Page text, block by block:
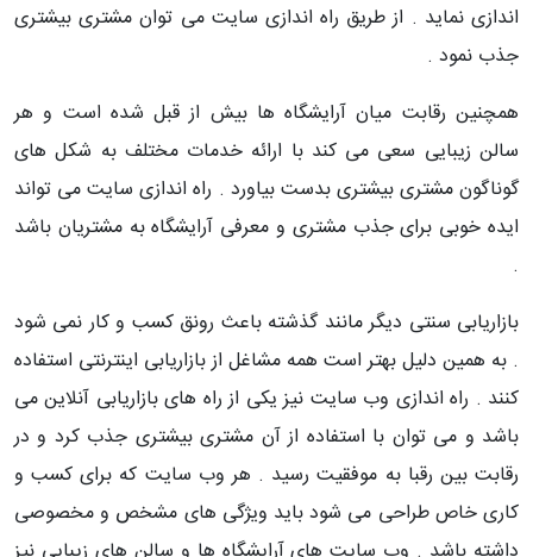
اندازی نماید . از طریق راه اندازی سایت می توان مشتری بیشتری
جذب نمود .
همچنین رقابت میان آرایشگاه ها بیش از قبل شده است و هر
سالن زیبایی سعی می کند با ارائه خدمات مختلف به شکل های
گوناگون مشتری بیشتری بدست بیاورد . راه اندازی سایت می تواند
ایده خوبی برای جذب مشتری و معرفی آرایشگاه به مشتریان باشد
.
بازاریابی سنتی دیگر مانند گذشته باعث رونق کسب و کار نمی شود
. به همین دلیل بهتر است همه مشاغل از بازاریابی اینترنتی استفاده
کنند . راه اندازی وب سایت نیز یکی از راه های بازاریابی آنلاین می
باشد و می توان با استفاده از آن مشتری بیشتری جذب کرد و در
رقابت بین رقبا به موفقیت رسید . هر وب سایت که برای کسب و
کاری خاص طراحی می شود باید ویژگی های مشخص و مخصوصی